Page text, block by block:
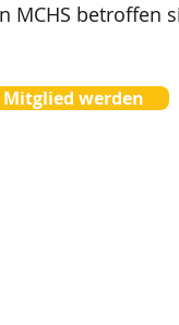
MCHS betroffen
Mitglied werden